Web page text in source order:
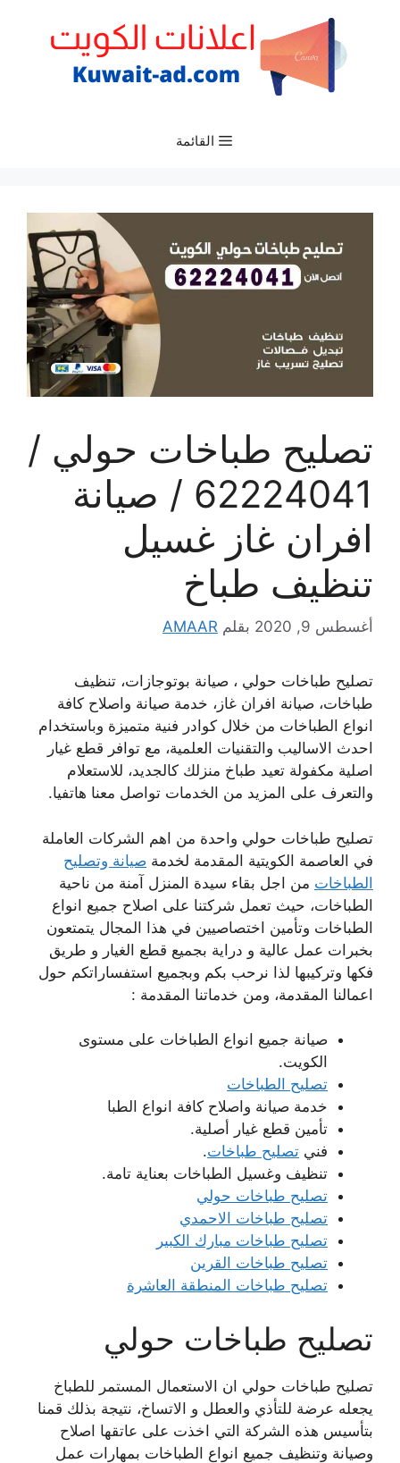
القائمة
تصليح طباخات حولي /
62224041 / صيانة
افران غاز غسيل
تنظيف طباخ
أغسطس 9, 2020 بقلم AMAAR
تصليح طباخات حولي ، صيانة بوتوجازات، تنظيف
طباخات، صيانة افران غاز، خدمة صيانة واصلاح كافة
انواع الطباخات من خلال كوادر فنية متميزة وباستخدام
احدث الاساليب والتقنيات العلمية، مع توافر قطع غيار
اصلية مكفولة تعيد طباخ منزلك كالجديد، للاستعلام
والتعرف على المزيد من الخدمات تواصل معنا هاتفيا.
تصليح طباخات حولي واحدة من اهم الشركات العاملة
في العاصمة الكويتية المقدمة لخدمة صيانة وتصليح
الطباخات من اجل بقاء سيدة المنزل آمنة من ناحية
الطباخات، حيث تعمل شركتنا على اصلاح جميع انواع
الطباخات وتأمين اختصاصيين في هذا المجال يتمتعون
بخبرات عمل عالية و دراية بجميع قطع الغيار و طريق
فكها وتركيبها لذا نرحب بكم وبجميع استفساراتكم حول
اعمالنا المقدمة، ومن خدماتنا المقدمة :
صيانة جميع انواع الطباخات على مستوى
الكويت.
تصليح الطباخات
خدمة صيانة واصلاح كافة انواع الطبا
تأمين قطع غيار أصلية.
فني تصليح طباخات.
تنظيف وغسيل الطباخات بعناية تامة.
تصليح طباخات حولي
تصليح طباخات الاحمدي
تصليح طباخات مبارك الكبير
تصليح طباخات القرين
تصليح طباخات المنطقة العاشرة
تصليح طباخات حولي
تصليح طباخات حولي ان الاستعمال المستمر للطباخ
يجعله عرضة للتأذي والعطل و الاتساخ، نتيجة بذلك قمنا
بتأسيس هذه الشركة التي اخذت على عاتقها اصلاح
وصيانة وتنظيف جميع انواع الطباخات بمهارات عمل